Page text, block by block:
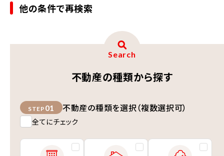
他の条件で再検索
Search
不動産の種類から探す
STEP 01 不動産の種類を選択（複数選択可）
全てにチェック